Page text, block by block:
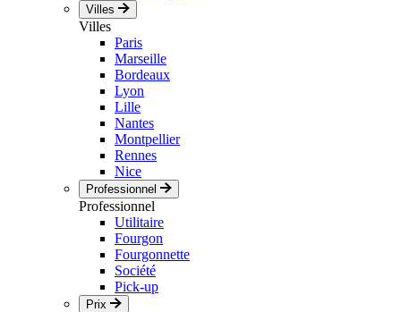
Villes
Villes
Paris
Marseille
Bordeaux
Lyon
Lille
Nantes
Montpellier
Rennes
Nice
Professionnel
Professionnel
Utilitaire
Fourgon
Fourgonnette
Société
Pick-up
Prix